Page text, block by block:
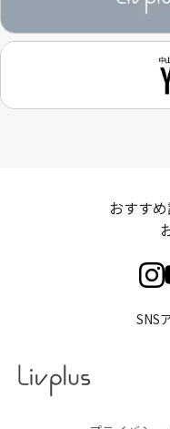
おすす
SNS